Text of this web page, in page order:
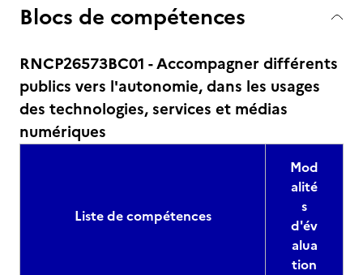
Blocs de compétences
RNCP26573BC01 - Accompagner différents
publics vers l'autonomie, dans les usages
des technologies, services et médias
numériques
Liste de compétences
Mod
alité
s
d'év
alua
tion